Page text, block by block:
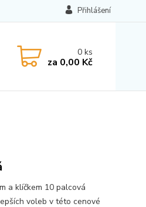
Přihlášení
0ks
za 0,00 Kč
a klíčkem 10 palcová
voleb v této cenové